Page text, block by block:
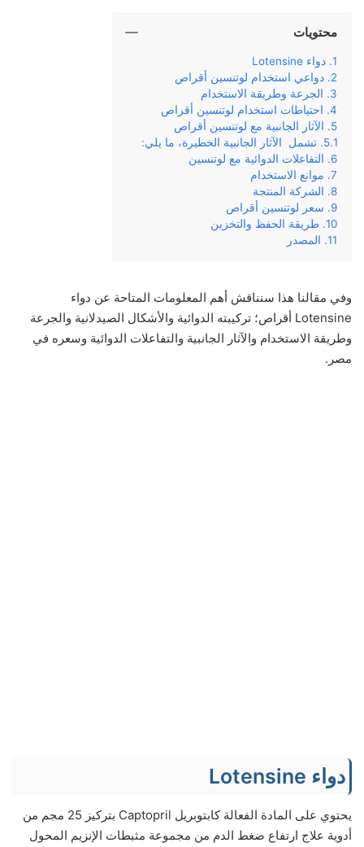
محتويات
دواء Lotensine
دواعي استخدام لوتنسين أقراص
الجرعة وطريقة الاستخدام
احتياطات استخدام لوتنسين أقراص
الآثار الجانبية مع لوتنسين أقراص
تشمل الآثار الجانبية الخطيرة، ما يلي:
التفاعلات الدوائية مع لوتنسين
موانع الاستخدام
الشركة المنتجة
سعر لوتنسين أقراص
طريقة الحفظ والتخزين
المصدر
وفي‌ ‌مقالنا‌ ‌هذا‌ ‌سنناقش‌ ‌أهم‌ ‌المعلومات‌ ‌المتاحة‌ ‌عن‌ دواء
Lotensine أقراص؛‌ ‌تركيبته‌ ‌الدوائية‌ والأشكال الصيدلانية ‌والجرعة‌
‌وطريقة‌ ‌الاستخدام‌ ‌والآثار‌ ‌الجانبية‌ ‌والتفاعلات الدوائية وسعره‌ في
مصر.
دواء Lotensine
يحتوي على المادة الفعالة كابتوبريل Captopril بتركيز 25 مجم من
أدوية علاج ارتفاع ضغط الدم من مجموعة مثبطات الإنزيم المحول